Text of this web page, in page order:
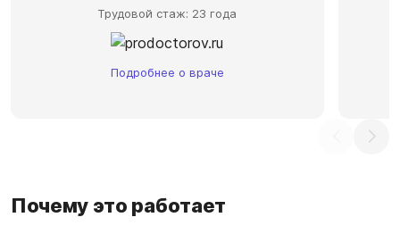
Трудовой стаж: 23 года
Подробнее о враче
Почему это работает